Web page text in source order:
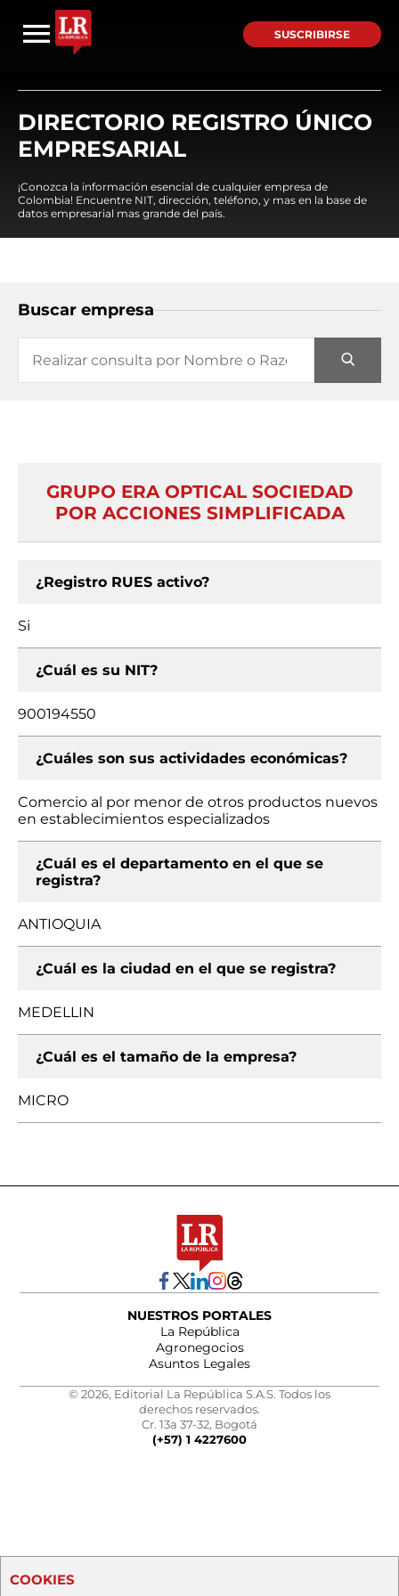
SUSCRIBIRSE
DIRECTORIO REGISTRO ÚNICO
EMPRESARIAL
¡Conozca la información esencial de cualquier empresa de
Colombia! Encuentre NIT, dirección, teléfono, y mas en la base de
datos empresarial mas grande del país.
Buscar empresa
GRUPO ERA OPTICAL SOCIEDAD
POR ACCIONES SIMPLIFICADA
¿Registro RUES activo?
Si
¿Cuál es su NIT?
900194550
¿Cuáles son sus actividades económicas?
Comercio al por menor de otros productos nuevos
en establecimientos especializados
¿Cuál es el departamento en el que se
registra?
ANTIOQUIA
¿Cuál es la ciudad en el que se registra?
MEDELLIN
¿Cuál es el tamaño de la empresa?
MICRO
NUESTROS PORTALES
La República
Agronegocios
Asuntos Legales
© 2026, Editorial La República S.A.S. Todos los
derechos reservados.
Cr. 13a 37-32, Bogotá
(+57) 1 4227600
COOKIES